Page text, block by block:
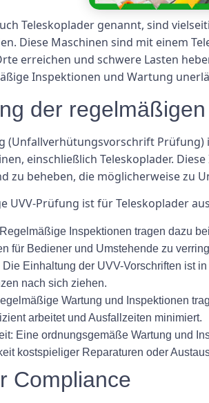
Teleskoplader genannt, sind
Diese Maschinen sind mit einem
erreichen und schwere Lasten
Inspektionen und Wartung
der
(Unfallverhütungsvorschrift
einschließlich Teleskoplader.
zu beheben, die möglicherweise zu
UVV-Prüfung ist für Teleskoplader
Regelmäßige Inspektionen tragen dazu
für Bediener und Umstehende zu
Die Einhaltung der UVV-Vorschriften ist
nach sich ziehen.
Wartung und Inspektionen
arbeitet und Ausfallzeiten minimiert.
Eine ordnungsgemäße Wartung und
kostspieliger Reparaturen oder
Compliance